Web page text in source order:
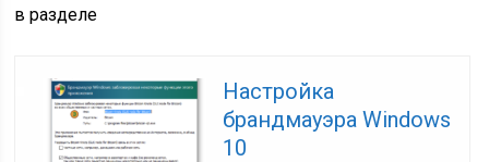
в разделе
Настройка
брандмауэра Windows
10